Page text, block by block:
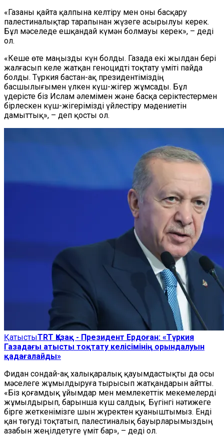
«Газаны қайта қалпына келтіру мен оны басқару
палестиналықтар тарапынан жүзеге асырылуы керек.
Бұл мәселеде ешқандай күмән болмауы керек», – деді
ол.
«Кеше өте маңызды күн болды. Газада екі жылдан бері
жалғасып келе жатқан геноцидті тоқтату үміті пайда
болды. Түркия бастан-ақ президентіміздің
басшылығымен үлкен күш-жігер жұмсады. Бұл
үдерісте біз Ислам әлемімен және басқа серіктестермен
бірлескен күш-жігерімізді үйлестіру мәдениетін
дамыттық», – деп қосты ол.
ҚатыстыTRT Қазақ - Президент Ердоған: «Түркия
Газадағы атысты тоқтату келісімінің орындалуын
қадағалайды»
Фидан сондай-ақ халықаралық қауымдастықты да осы
мәселеге жұмылдыруға тырысып жатқандарын айтты.
«Біз қоғамдық ұйымдар мен мемлекеттік мекемелерді
жұмылдырып, барынша күш салдық. Бүгінгі нәтижеге
бірге жеткенімізге шын жүректен қуаныштымыз. Енді
қан төгуді тоқтатып, палестиналық бауырларымыздың
азабын жеңілдетуге үміт бар», – деді ол.